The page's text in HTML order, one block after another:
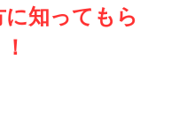
知ってもら